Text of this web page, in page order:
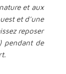
et aux
et d'une
reposer
pendant de